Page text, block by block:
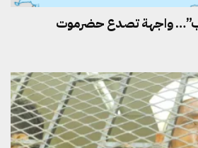
واجهة تصدع حضرموت